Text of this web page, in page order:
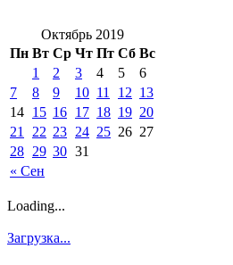
Октябрь 2019
Пн Вт Ср Чт Пт Сб Вс
« Сен
1 2 3 4 5
6
7
8 9 10 11 12 13
14 15 16 17 18 19 20
21
22 23 24 25 26 27
28 29 30 31
Loading...
Загрузка...